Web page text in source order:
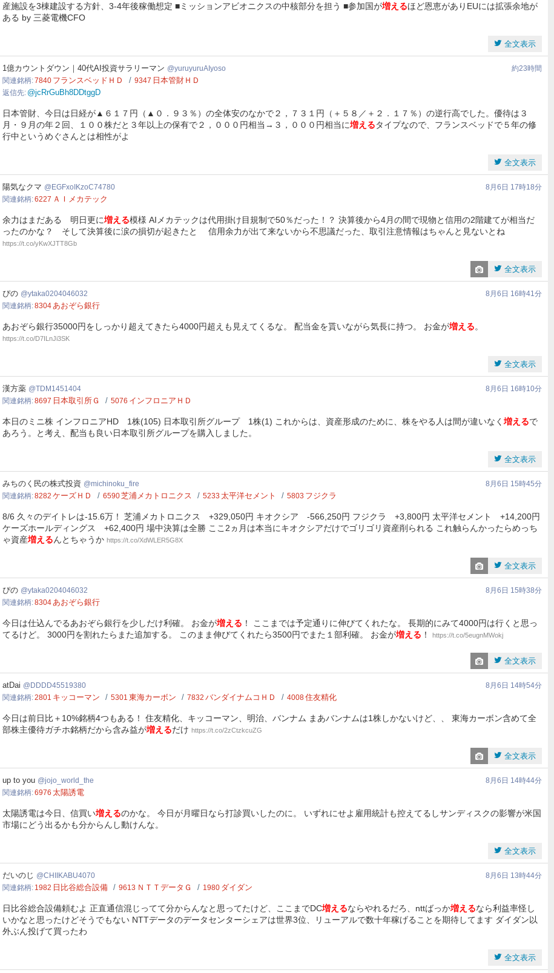
産施設を3棟建設する方針、3-4年後稼働想定 ■ミッションアビオニクスの中核部分を担う ■参加国が増えるほど恩恵がありEUには拡張余地が
ある by 三菱電機CFO
全文表示
yuruyuruAIyoso
1億カウントダウン｜40代AI投資サラリーマン yuruyuruAIyoso
約23時間
関連銘柄 7840 フランスベッドＨＤ 9347 日本管財ＨＤ
返信先 @jcRrGuBh8DDtggD
日本管財、今日は日経が▲６１７円（▲０．９３％）の全体安のなかで２，７３１円（＋５８／＋２．１７％）の逆行高でした。優待は３
月・９月の年２回、１００株だと３年以上の保有で２，０００円相当→３，０００円相当に増えるタイプなので、フランスベッドで５年の修
行中というめぐさんとは相性がよ
全文表示
EGFxoIKzoC74780
陽気なクマ EGFxoIKzoC74780
8月6日 17時18分
関連銘柄 6227 ＡＩメカテック
余力はまだある 明日更に増える模様 AIメカテックは代用掛け目規制で50％だった！？ 決算後から4月の間で現物と信用の2階建てが相当だ
ったのかな？ そして決算後に涙の損切が起きたと 信用余力が出て来ないから不思議だった、取引注意情報はちゃんと見ないとね
https://t.co/yKwXJTT8Gb
全文表示
ytaka0204046032
ぴの ytaka0204046032
8月6日 16時41分
関連銘柄 8304あおぞら銀行
あおぞら銀行35000円をしっかり超えてきたら4000円超えも見えてくるな。 配当金を貰いながら気長に持つ。 お金が増える。
https://t.co/D7ILnJi3SK
全文表示
TDM1451404
漢方薬 TDM1451404
8月6日 16時10分
関連銘柄 8697 日本取引所Ｇ 5076 インフロニアＨＤ
本日のミニ株 インフロニアHD 1株(105) 日本取引所グループ 1株(1) これからは、資産形成のために、株をやる人は間が違いなく 増えるで
あろう。と考え、配当も良い日本取引所グループを購入しました。
全文表示
michinoku_fire
みちのく民の株式投資 michinoku_fire
8月6日 15時45分
関連銘柄 8282 ケーズＨＤ 6590芝浦メカトロニクス 5233 太平洋セメント 5803 フジクラ
8/6 久々のデイトレは-15.6万！ 芝浦メカトロニクス +329,050円 キオクシア -566,250円 フジクラ +3,800円 太平洋セメント +14,200円
ケーズホールディングス +62,400円 場中決算は全勝 ここ2ヵ月は本当にキオクシアだけでゴリゴリ資産削られる これ触らんかったらめっち
ゃ資産増えるんとちゃうか https://t.co/XdWLER5G8X
全文表示
ytaka0204046032
ぴの ytaka0204046032
8月6日 15時38分
関連銘柄 8304あおぞら銀行
今日は仕込んでるあおぞら銀行を少しだけ利確。 お金が増える ！ ここまでは予定通りに伸びてくれたな。 長期的にみて4000円は行くと思っ
てるけど。 3000円を割れたらまた追加する。 このまま伸びてくれたら3500円でまた１部利確。 お金が増える ！ https://t.co/5eugnMWokj
全文表示
DDDD45519380
atDai DDDD45519380
8月6日 14時54分
関連銘柄 2801 キッコーマン 5301 東海カーボン 7832 バンダイナムコＨＤ 4008住友精化
今日は前日比＋10%銘柄4つもある！ 住友精化、キッコーマン、明治、バンナム まあバンナムは1株しかないけど、、 東海カーボン含めて全
部株主優待ガチホ銘柄だから含み益が増えるだけ https://t.co/2zCtzkcuZG
全文表示
jojo_world_the
up to you jojo_world_the
8月6日 14時44分
関連銘柄 6976 太陽誘電
太陽誘電は今日、信買い増えるのかな。 今日が月曜日なら打診買いしたのに。 いずれにせよ雇用統計も控えてるしサンディスクの影響が米国
市場にどう出るかも分からんし動けんな。
全文表示
CHIIKABU4070
だいのじ CHIIKABU4070
8月6日 13時44分
関連銘柄 1982 日比谷総合設備 9613 ＮＴＴデータＧ 1980 ダイダン
日比谷総合設備頼むよ 正直通信混じってて分からんなと思ってたけど、ここまでDC増えるならやれるだろ、nttばっか増えるなら利益率怪し
いかなと思ったけどそうでもない NTTデータのデータセンターシェアは世界3位、リューアルで数十年稼げることを期待してます ダイダン以
外ぶん投げて買ったわ
全文表示